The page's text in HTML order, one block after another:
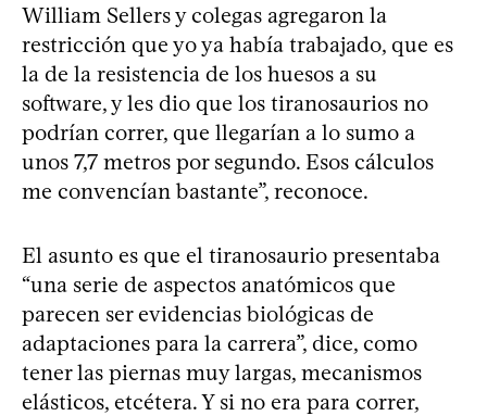
William Sellers y colegas agregaron la
restricción que yo ya había trabajado, que es
la de la resistencia de los huesos a su
software, y les dio que los tiranosaurios no
podrían correr, que llegarían a lo sumo a
unos 7,7 metros por segundo. Esos cálculos
me convencían bastante”, reconoce.
El asunto es que el tiranosaurio presentaba
“una serie de aspectos anatómicos que
parecen ser evidencias biológicas de
adaptaciones para la carrera”, dice, como
tener las piernas muy largas, mecanismos
elásticos, etcétera. Y si no era para correr,